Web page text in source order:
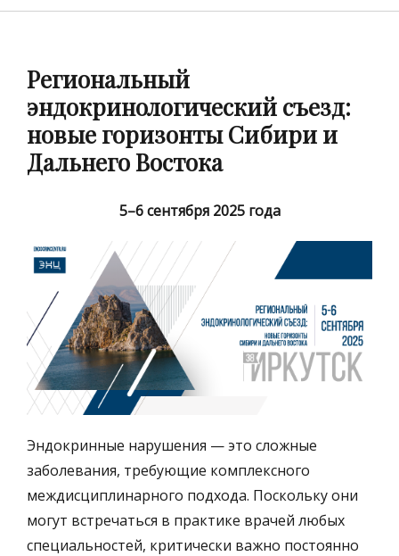
Региональный
эндокринологический съезд:
новые горизонты Сибири и
Дальнего Востока
5–6 сентября 2025 года
Эндокринные нарушения — это сложные
заболевания, требующие комплексного
междисциплинарного подхода. Поскольку они
могут встречаться в практике врачей любых
специальностей, критически важно постоянно